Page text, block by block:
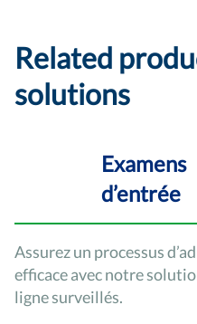
Related
solutions
Examens
d’entrée
Assurez un processus
efficace avec notre
ligne surveillés.